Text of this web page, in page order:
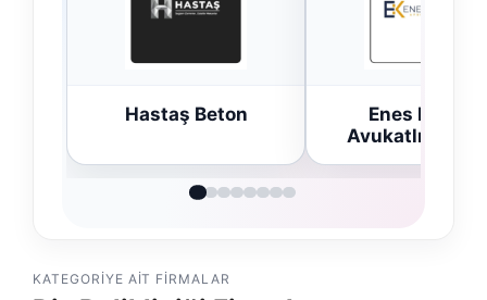
Enes Kaplan
Trend Yapı
KATEGORIYE AIT FIRMALAR